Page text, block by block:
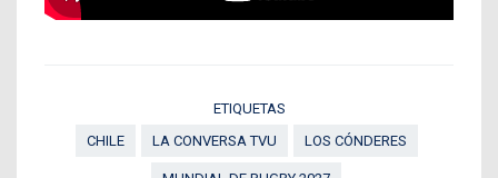
ETIQUETAS
CHILE
LA CONVERSA TVU LOS CÓNDERES